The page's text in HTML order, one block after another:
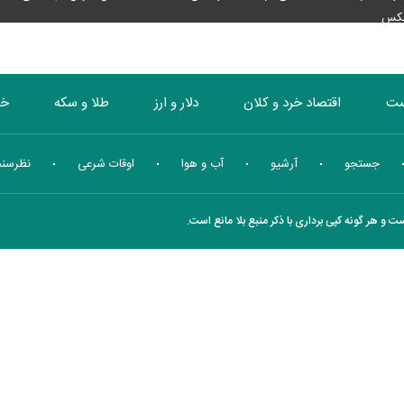
اقتصاد خرد و کلان دلار و ارز طلا و سکه
بورس انرژی چندرسانه ای منهای اقتصاد جستجو آرشیو آب و هوا اوقات شرعی